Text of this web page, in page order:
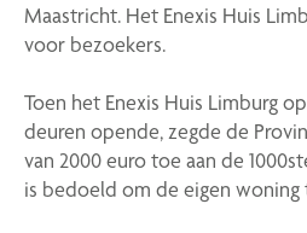
Maastricht. Het Enexis Huis
voor bezoekers.
Toen het Enexis Huis Limburg
deuren opende, zegde de
van 2000 euro toe aan de
is bedoeld om de eigen woning